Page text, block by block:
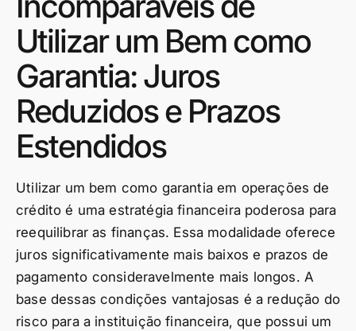
Utilizar um Bem como
Garantia: Juros
Reduzidos e Prazos
Estendidos
Utilizar um bem como garantia em operações de
crédito é uma estratégia financeira poderosa para
reequilibrar as finanças. Essa modalidade oferece
juros significativamente mais baixos e prazos de
pagamento consideravelmente mais longos. A
base dessas condições vantajosas é a redução do
risco para a instituição financeira, que possui um